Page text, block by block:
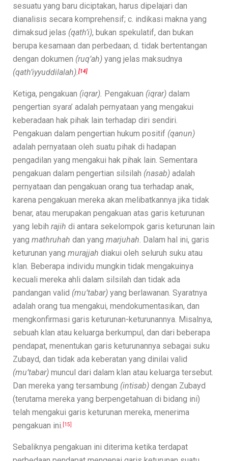
sesuatu yang baru diciptakan, harus dipelajari dan
dianalisis secara komprehensif; c. indikasi makna yang
dimaksud jelas (qath’i), bukan spekulatif, dan bukan
berupa kesamaan dan perbedaan; d. tidak bertentangan
dengan dokumen (ruq’ah) yang jelas maksudnya
(qath’iyyuddilalah). [14]
Ketiga, pengakuan (iqrar). Pengakuan (iqrar) dalam
pengertian syara’ adalah pernyataan yang mengakui
keberadaan hak pihak lain terhadap diri sendiri.
Pengakuan dalam pengertian hukum positif (qanun)
adalah pernyataan oleh suatu pihak di hadapan
pengadilan yang mengakui hak pihak lain. Sementara
pengakuan dalam pengertian silsilah (nasab) adalah
pernyataan dan pengakuan orang tua terhadap anak,
karena pengakuan mereka akan melibatkannya jika tidak
benar, atau merupakan pengakuan atas garis keturunan
yang lebih rajih di antara sekelompok garis keturunan lain
yang mathruhah dan yang marjuhah . Dalam hal ini, garis
keturunan yang murajjah diakui oleh seluruh suku atau
klan. Beberapa individu mungkin tidak mengakuinya
kecuali mereka ahli dalam silsilah dan tidak ada
pandangan valid (mu’tabar) yang berlawanan. Syaratnya
adalah orang tua mengakui, mendokumentasikan, dan
mengkonfirmasi garis keturunan-keturunannya. Misalnya,
sebuah klan atau keluarga berkumpul, dan dari beberapa
pendapat, menentukan garis keturunannya sebagai suku
Zubayd, dan tidak ada keberatan yang dinilai valid
(mu’tabar) muncul dari dalam klan atau keluarga tersebut.
Dan mereka yang tersambung (intisab) dengan Zubayd
(terutama mereka yang berpengetahuan di bidang ini)
telah mengakui garis keturunan mereka, menerima
pengakuan ini.
[15]
Sebaliknya pengakuan ini diterima ketika terdapat